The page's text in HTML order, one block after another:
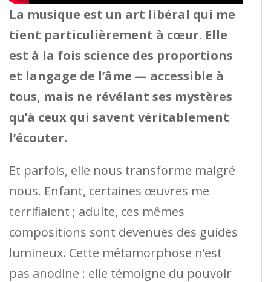
La musique est un art libéral qui me
tient particulièrement à cœur. Elle
est à la fois science des proportions
et langage de l’âme — accessible à
tous, mais ne révélant ses mystères
qu’à ceux qui savent véritablement
l’écouter.
Et parfois, elle nous transforme malgré
nous. Enfant, certaines œuvres me
terriﬁaient ; adulte, ces mêmes
compositions sont devenues des guides
lumineux. Cette métamorphose n’est
pas anodine : elle témoigne du pouvoir